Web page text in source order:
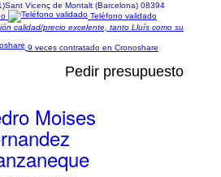
Sant Vicenç de Montalt (Barcelona) 08394
Teléfono validado
calidad/precio excelente, tanto Lluís como su
9 veces contratado en Cronoshare
Pedir presupuesto
Moises